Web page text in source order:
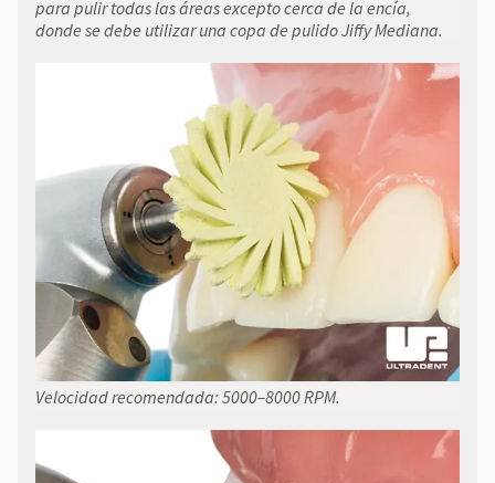
para pulir todas las áreas excepto cerca de la encía,
donde se debe utilizar una copa de pulido Jiffy Mediana.
Velocidad recomendada: 5000–8000 RPM.